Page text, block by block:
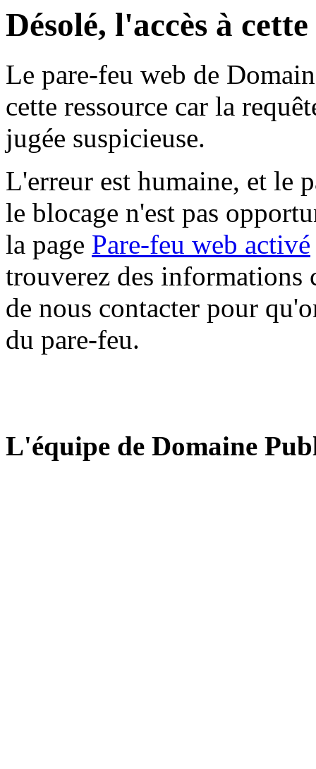
Désolé, l'accès à
Le pare-feu web de
cette ressource car la
jugée suspicieuse.
L'erreur est humaine, et le
le blocage n'est pas
la page Pare-feu web activé
trouverez des informations
de nous contacter pour
du pare-feu.
L'équipe de Domaine